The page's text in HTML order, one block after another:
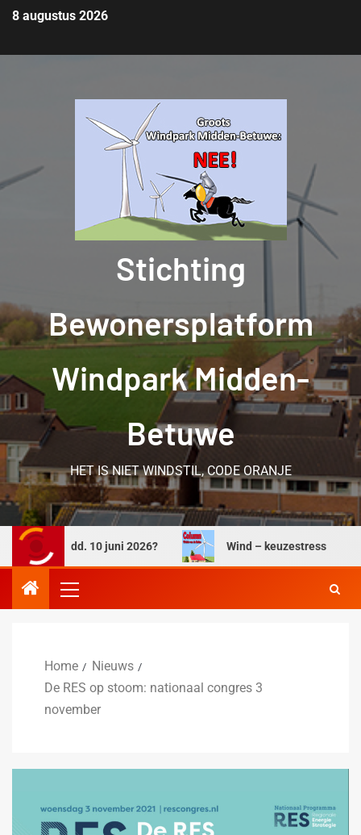
8 augustus 2026
Stichting
Bewonersplatform
Windpark Midden-
Betuwe
HET IS NIET WINDSTIL, CODE ORANJE
dd. 10 juni 2026? Wind – keuzestress
Home
Nieuws
De RES op stoom: nationaal congres 3
november